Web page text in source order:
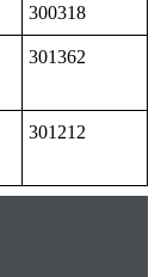
300318
301362
301212